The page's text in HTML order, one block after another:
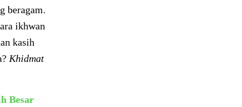
beragam.
ikhwan
kasih
Khidmat
Besar